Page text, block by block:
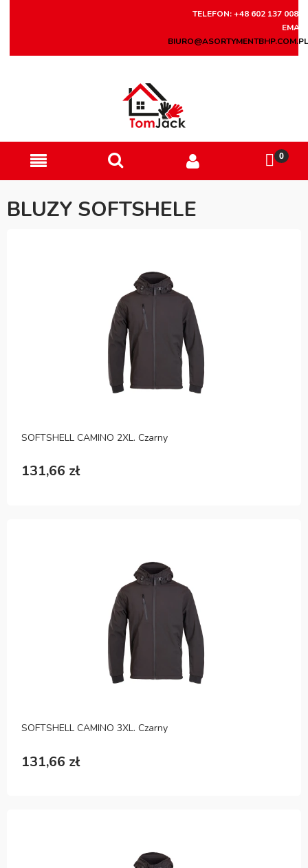
TELEFON: +48 602 137 008
EMAIL:
BIURO@ASORTYMENTBHP.COM.PL
BLUZY SOFTSHELE
SOFTSHELL CAMINO 2XL. Czarny
131,66 zł
SOFTSHELL CAMINO 3XL. Czarny
131,66 zł